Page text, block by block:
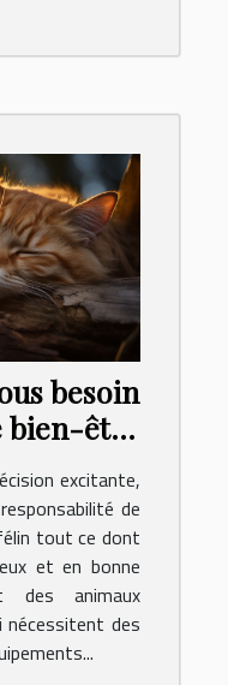
besoin
bien-être
excitante,
de
tout ce dont
et en bonne
animaux
nécessitent des